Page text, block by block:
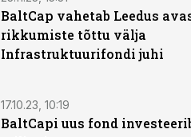
BaltCap vahetab Leedus
rikkumiste tõttu välja
Infrastruktuurifondi juhi
17.10.23, 10:19
BaltCapi uus fond